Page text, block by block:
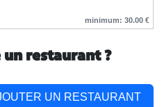
minimum: 30.00 €
restaurant ?
UN RESTAURANT